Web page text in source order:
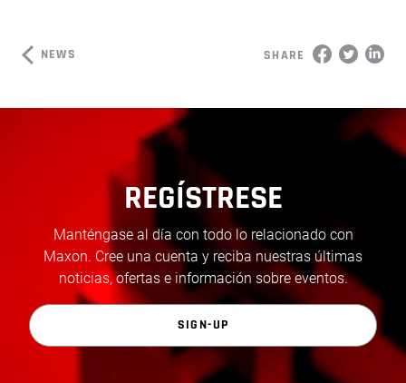
NEWS SHARE
REGÍSTRESE
Manténgase al día con todo lo relacionado con
Maxon. Cree una cuenta y reciba nuestras últimas
noticias, ofertas e información sobre eventos.
SIGN-UP